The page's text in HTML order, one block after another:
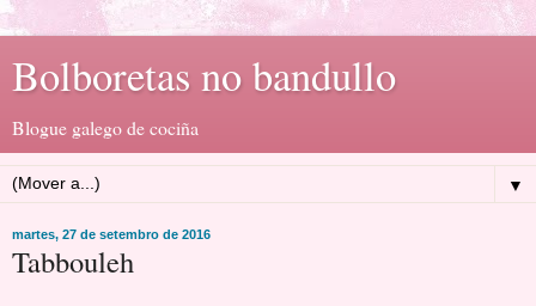
Bolboretas no bandullo
Blogue galego de cociña
▼
martes, 27 de setembro de 2016
Tabbouleh